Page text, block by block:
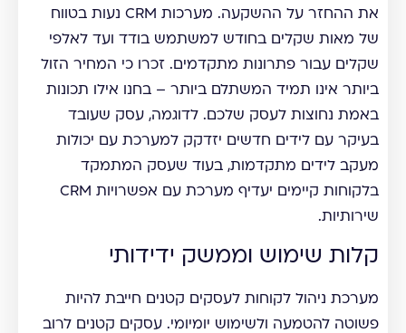
את ההחזר על ההשקעה. מערכות CRM נעות בטווח
של מאות שקלים בחודש למשתמש בודד ועד לאלפי
שקלים עבור פתרונות מתקדמים. זכרו כי המחיר הזול
ביותר אינו תמיד המשתלם ביותר – בחנו אילו תכונות
באמת נחוצות לעסק שלכם. לדוגמה, עסק שעובד
בעיקר עם לידים חדשים יזדקק למערכת עם יכולות
מעקב לידים מתקדמות, בעוד שעסק המתמקד
בלקוחות קיימים יעדיף מערכת עם אפשרויות CRM
שירותיות.
קלות שימוש וממשק ידידותי
מערכת ניהול לקוחות לעסקים קטנים חייבת להיות
פשוטה להטמעה ולשימוש יומיומי. עסקים קטנים לרוב